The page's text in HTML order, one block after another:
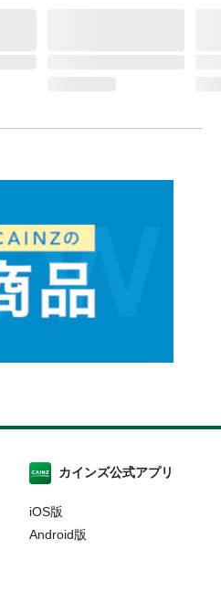
カインズ公式アプリ
iOS版
Android版